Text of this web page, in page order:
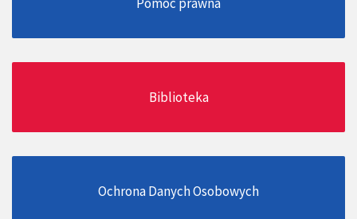
Biblioteka
Ochrona Danych Osobowych